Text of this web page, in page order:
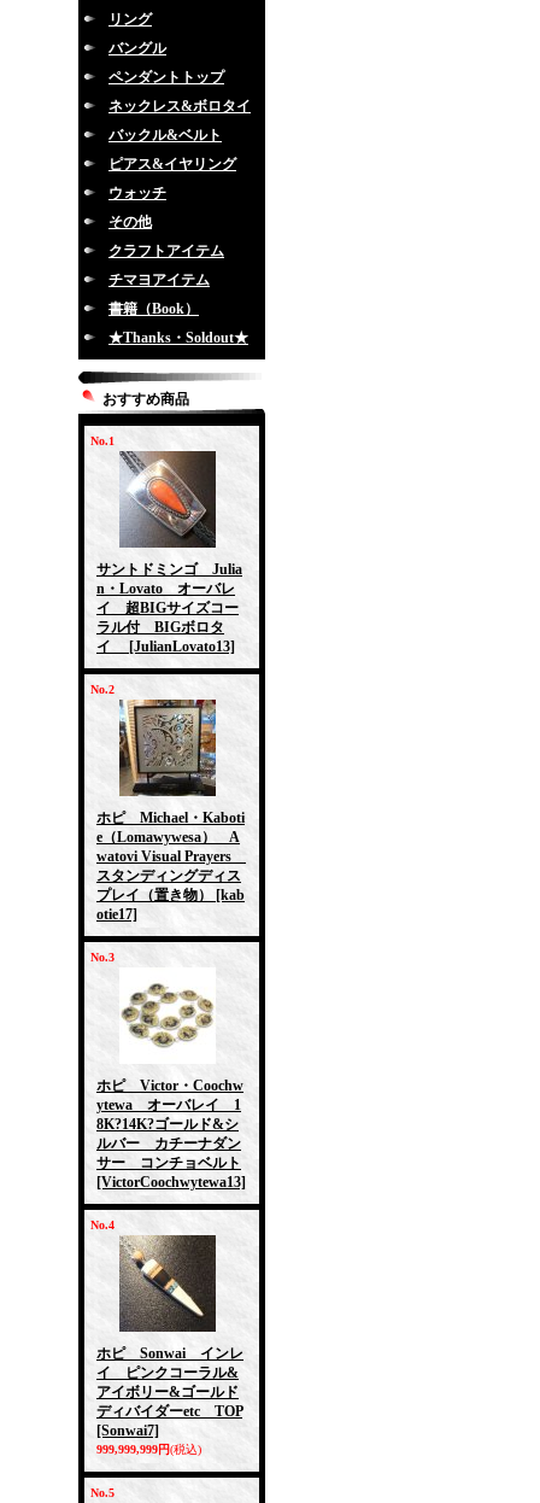
リング
バングル
ペンダントトップ
ネックレス&ボロタイ
バックル&ベルト
ピアス&イヤリング
ウォッチ
その他
クラフトアイテム
チマヨアイテム
書籍（Book）
★Thanks・Soldout★
おすすめ商品
No.1
サントドミンゴ Julia
n・Lovato オーバレ
イ 超BIGサイズコー
ラル付 BIGボロタ
イ
[JulianLovato13]
No.2
ホピ Michael・Kaboti
e（Lomawywesa） A
watovi Visual Prayers
スタンディングディス
プレイ（置き物）
[kab
otie17]
No.3
ホピ Victor・Coochw
ytewa オーバレイ 1
8K?14K?ゴールド&シ
ルバー カチーナダン
サー コンチョベルト
[VictorCoochwytewa13]
No.4
ホピ Sonwai インレ
イ ピンクコーラル&
アイボリー&ゴールド
ディバイダーetc TOP
[Sonwai7]
999,999,999円(税込)
No.5